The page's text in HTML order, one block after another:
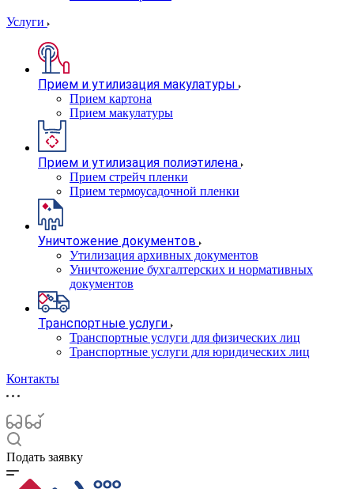
Услуги
Прием и утилизация макулатуры
Прием картона
Прием макулатуры
Прием и утилизация полиэтилена
Прием стрейч пленки
Прием термоусадочной пленки
Уничтожение документов
Утилизация архивных документов
Уничтожение бухгалтерских и нормативных
документов
Транспортные услуги
Транспортные услуги для физических лиц
Транспортные услуги для юридических лиц
Контакты
Подать заявку